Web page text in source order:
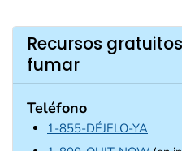
Recursos
fumar
Teléfono
1-855-DÉJELO-YA